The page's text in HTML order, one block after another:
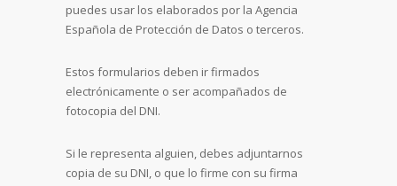
puedes usar los elaborados por la Agencia
Española de Protección de Datos o terceros.
Estos formularios deben ir firmados
electrónicamente o ser acompañados de
fotocopia del DNI.
Si le representa alguien, debes adjuntarnos
copia de su DNI, o que lo firme con su firma